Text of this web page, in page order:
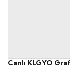
Canlı KLGYO